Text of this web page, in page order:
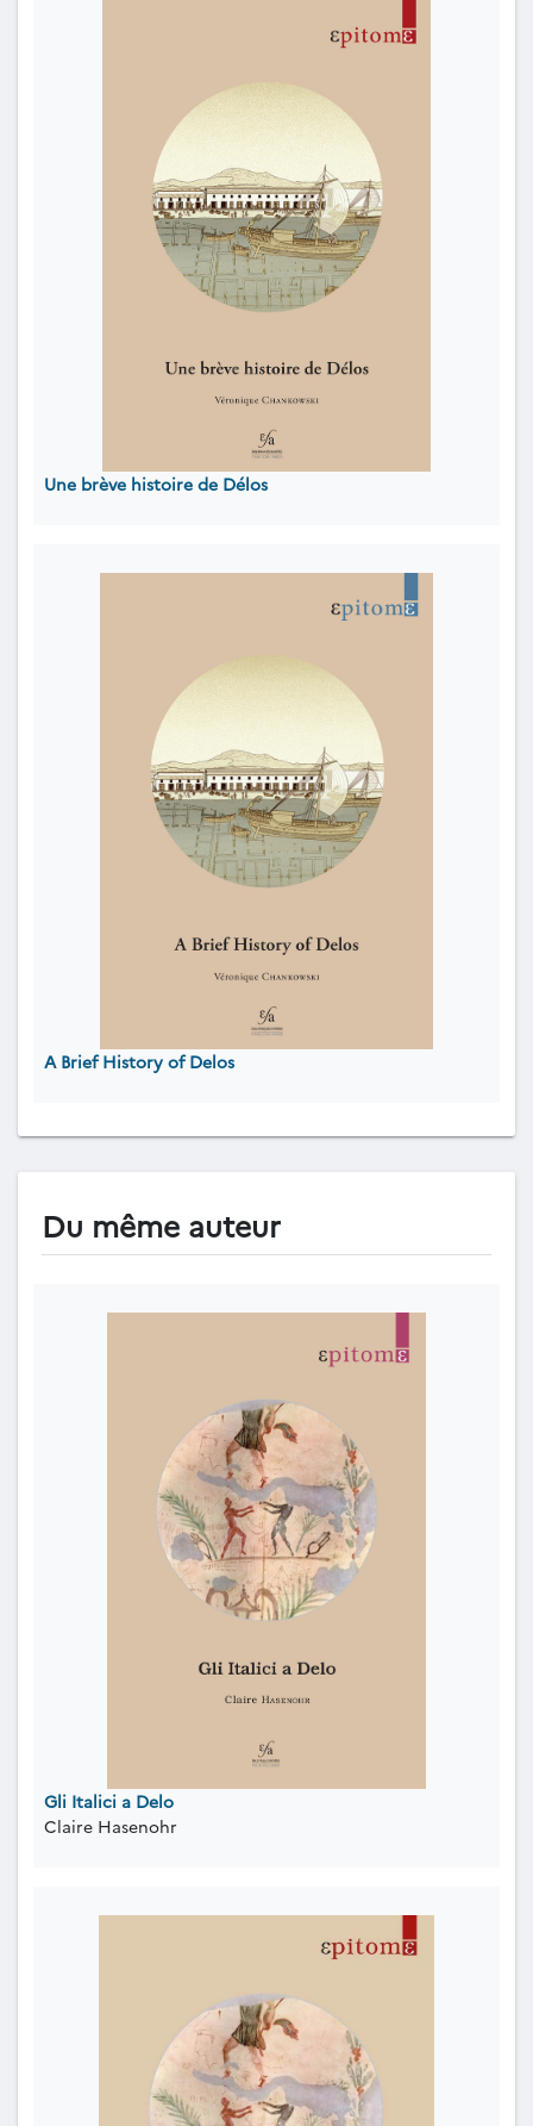
Une brève histoire de Délos
A Brief History of Delos
Du même auteur
Gli Italici a Delo
Claire Hasenohr